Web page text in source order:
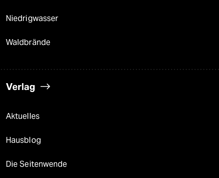
Niedrigwasser
Waldbrände
Verlag
Aktuelles
Hausblog
Die Seitenwende